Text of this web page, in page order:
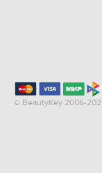
© BeautyKey 2006-